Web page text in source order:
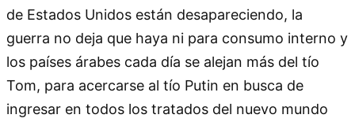
de Estados Unidos están desapareciendo, la
guerra no deja que haya ni para consumo interno y
los países árabes cada día se alejan más del tío
Tom, para acercarse al tío Putin en busca de
ingresar en todos los tratados del nuevo mundo